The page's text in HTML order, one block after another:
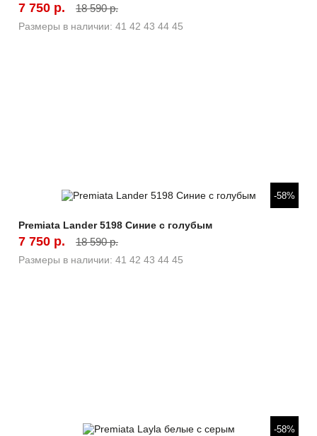
7 750 р. 18 590 р.
Размеры в наличии: 41 42 43 44 45
Быстрый просмотр -58%
Premiata Lander 5198 Синие с голубым
7 750 р. 18 590 р.
Размеры в наличии: 41 42 43 44 45
Быстрый просмотр -58%